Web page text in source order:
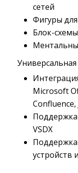
сетей
Фигуры для
Блок-
Microsoft
Поддержка
VSDX
Поддержка
устройств